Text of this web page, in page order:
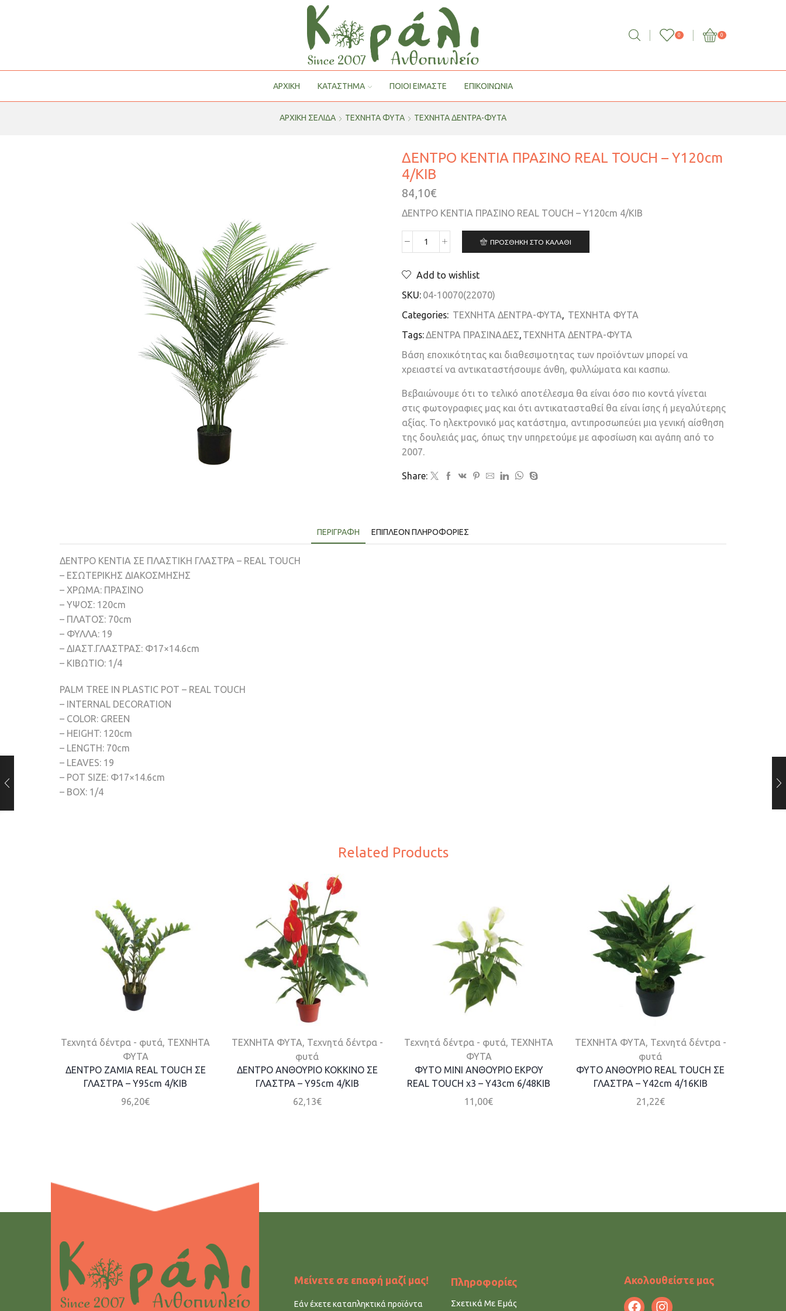
0 0
ΑΡΧΙΚΗ ΚΑΤΑΣΤΗΜΑ ΠΟΙΟΙ ΕΊΜΑΣΤΕ ΕΠΙΚΟΙΝΩΝΙΑ
ΑΡΧΙΚΉ ΣΕΛΊΔΑ ΤΕΧΝΗΤΑ ΦΥΤΑ ΤΕΧΝΗΤΑ ΔΕΝΤΡΑ-ΦΥΤΑ
ΔΕΝΤΡΟ ΚΕΝΤΙΑ ΠΡΑΣΙΝΟ REAL TOUCH – Y120cm
4/KIB
84,10€
ΔΕΝΤΡΟ ΚΕΝΤΙΑ ΠΡΑΣΙΝΟ REAL TOUCH – Y120cm 4/KIB
ΠΡΟΣΘΉΚΗ ΣΤΟ ΚΑΛΆΘΙ
Add to wishlist
SKU: 04-10070(22070)
Categories: ΤΕΧΝΗΤΑ ΔΕΝΤΡΑ-ΦΥΤΑ, ΤΕΧΝΗΤΑ ΦΥΤΑ
Tags:ΔΕΝΤΡΑ ΠΡΑΣΙΝΑΔΕΣ, ΤΕΧΝΗΤΑ ΔΕΝΤΡΑ-ΦΥΤΑ
Βάση εποχικότητας και διαθεσιμοτητας των προϊόντων μπορεί να
χρειαστεί να αντικαταστήσουμε άνθη, φυλλώματα και κασπω.
Βεβαιώνουμε ότι το τελικό αποτέλεσμα θα είναι όσο πιο κοντά γίνεται
στις φωτογραφιες μας και ότι αντικατασταθεί θα είναι ίσης ή μεγαλύτερης
αξίας. Το ηλεκτρονικό μας κατάστημα, αντιπροσωπεύει μια γενική αίσθηση
της δουλειάς μας, όπως την υπηρετούμε με αφοσίωση και αγάπη από το
2007.
Share:
ΠΕΡΙΓΡΑΦΉ ΕΠΙΠΛΈΟΝ ΠΛΗΡΟΦΟΡΊΕΣ
ΔΕΝΤΡΟ ΚΕΝΤΙΑ ΣΕ ΠΛΑΣΤΙΚΗ ΓΛΑΣΤΡΑ – REAL TOUCH
– ΕΣΩΤΕΡΙΚΗΣ ΔΙΑΚΟΣΜΗΣΗΣ
– ΧΡΩΜΑ: ΠΡΑΣΙΝΟ
– ΥΨΟΣ: 120cm
– ΠΛΑΤΟΣ: 70cm
– ΦΥΛΛΑ: 19
– ΔΙΑΣΤ.ΓΛΑΣΤΡΑΣ: Φ17×14.6cm
– ΚΙΒΩΤΙΟ: 1/4
PALM TREE IN PLASTIC POT – REAL TOUCH
– INTERNAL DECORATION
– COLOR: GREEN
– HEIGHT: 120cm
– LENGTH: 70cm
– LEAVES: 19
– POT SIZE: Φ17×14.6cm
– BOX: 1/4
Related Products
Τεχνητά δέντρα - φυτά, ΤΕΧΝΗΤΑ
ΦΥΤΑ
ΔΕΝΤΡΟ ΖΑΜΙA REAL TOUCH ΣΕ
ΓΛΑΣΤΡΑ – Y95cm 4/ΚΙΒ
96,20€
ΤΕΧΝΗΤΑ ΦΥΤΑ, Τεχνητά δέντρα -
φυτά
ΔΕΝΤΡΟ ΑΝΘΟΥΡΙΟ ΚΟΚΚΙΝΟ ΣΕ
ΓΛΑΣΤΡΑ – Y95cm 4/ΚΙΒ
62,13€
Τεχνητά δέντρα - φυτά, ΤΕΧΝΗΤΑ
ΦΥΤΑ
ΦΥΤΟ ΜΙΝΙ ΑΝΘΟΥΡΙΟ ΕΚΡΟΥ
REAL TOUCH x3 – Y43cm 6/48KIB
11,00€
ΤΕΧΝΗΤΑ ΦΥΤΑ, Τεχνητά δέντρα -
φυτά
ΦΥΤΟ ΑΝΘΟΥΡΙΟ REAL TOUCH ΣΕ
ΓΛΑΣΤΡΑ – Y42cm 4/16ΚΙΒ
21,22€
Μείνετε σε επαφή μαζί μας!
Εάν έχετε καταπληκτικά προϊόντα
Πληροφορίες
Σχετικά Με Εμάς
Ακολουθείστε μας